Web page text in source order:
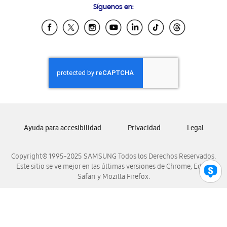
Samsung Ecuador
Samsung El Salvador
Samsung Honduras
Samsung Nicaragua
Samsung Panamá
Samsung Venezuela
Síguenos en:
Copyright© 1995-2025 SAMSUNG Todos los Derechos Reservados.
Este sitio se ve mejor en las últimas versiones de Chrome, Edge,
Safari y Mozilla Firefox.
Ayuda para accesibilidad Privacidad Legal